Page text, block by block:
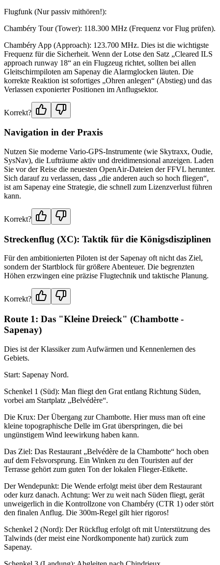
Flugfunk (Nur passiv mithören!):
Chambéry Tour (Tower): 118.300 MHz (Frequenz vor Flug prüfen).
Chambéry App (Approach): 123.700 MHz. Dies ist die wichtigste
Frequenz für die Sicherheit. Wenn der Lotse den Satz „Cleared ILS
approach runway 18“ an ein Flugzeug richtet, sollten bei allen
Gleitschirmpiloten am Sapenay die Alarmglocken läuten. Die
korrekte Reaktion ist sofortiges „Ohren anlegen“ (Abstieg) und das
Verlassen exponierter Positionen im Anflugsektor.
Korrekt?
Navigation in der Praxis
Nutzen Sie moderne Vario-GPS-Instrumente (wie Skytraxx, Oudie,
SysNav), die Lufträume aktiv und dreidimensional anzeigen. Laden
Sie vor der Reise die neuesten OpenAir-Dateien der FFVL herunter.
Sich darauf zu verlassen, dass „die anderen auch so hoch fliegen“,
ist am Sapenay eine Strategie, die schnell zum Lizenzverlust führen
kann.
Korrekt?
Streckenflug (XC): Taktik für die Königsdisziplinen
Für den ambitionierten Piloten ist der Sapenay oft nicht das Ziel,
sondern der Startblock für größere Abenteuer. Die begrenzten
Höhen erzwingen eine präzise Flugtechnik und taktische Planung.
Korrekt?
Route 1: Das "Kleine Dreieck" (Chambotte -
Sapenay)
Dies ist der Klassiker zum Aufwärmen und Kennenlernen des
Gebiets.
Start: Sapenay Nord.
Schenkel 1 (Süd): Man fliegt den Grat entlang Richtung Süden,
vorbei am Startplatz „Belvédère“.
Die Krux: Der Übergang zur Chambotte. Hier muss man oft eine
kleine topographische Delle im Grat überspringen, die bei
ungünstigem Wind leewirkung haben kann.
Das Ziel: Das Restaurant „Belvédère de la Chambotte“ hoch oben
auf dem Felsvorsprung. Ein Winken zu den Touristen auf der
Terrasse gehört zum guten Ton der lokalen Flieger-Etikette.
Der Wendepunkt: Die Wende erfolgt meist über dem Restaurant
oder kurz danach. Achtung: Wer zu weit nach Süden fliegt, gerät
unweigerlich in die Kontrollzone von Chambéry (CTR 1) oder stört
den finalen Anflug. Die 300m-Regel gilt hier rigoros!
Schenkel 2 (Nord): Der Rückflug erfolgt oft mit Unterstützung des
Talwinds (der meist eine Nordkomponente hat) zurück zum
Sapenay.